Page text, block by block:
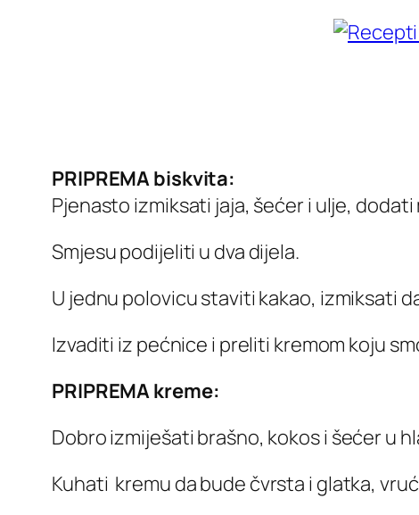
PRIPREMA biskvita:
Pjenasto izmiksati jaja, šećer i ulje,
Smjesu podijeliti u dva dijela.
U jednu polovicu staviti kakao, izmiksati
Izvaditi iz pećnice i preliti kremom koju
PRIPREMA kreme:
Dobro izmiješati brašno, kokos i šećer u
Kuhati kremu da bude čvrsta i glatka,